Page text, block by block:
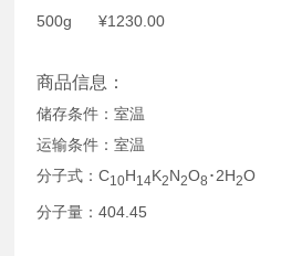
500g ¥1230.00
商品信息：
储存条件：室温
运输条件：室温
分子式：C10H14K2N2O8 ･2H2O
分子量：404.45